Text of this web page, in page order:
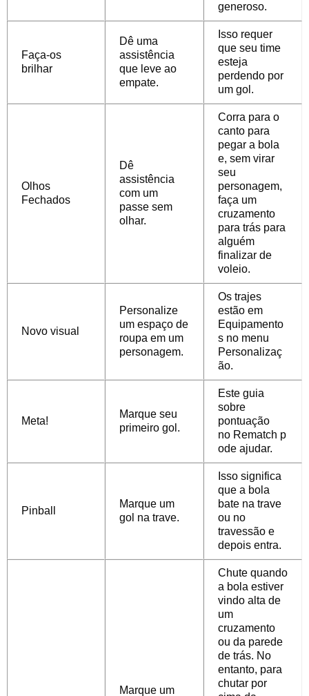
generoso.
Faça-os
brilhar
Dê uma
assistência
que leve ao
empate.
Isso requer
que seu time
esteja
perdendo por
um gol.
Olhos
Fechados
Dê
assistência
com um
passe sem
olhar.
Corra para o
canto para
pegar a bola
e, sem virar
seu
personagem,
faça um
cruzamento
para trás para
alguém
finalizar de
voleio.
Novo visual
Personalize
um espaço de
roupa em um
personagem.
Os trajes
estão em
Equipamento
s no menu
Personalizaç
ão.
Meta!
Marque seu
primeiro gol.
Este guia
sobre
pontuação
no Rematch p
ode ajudar.
Pinball
Marque um
gol na trave.
Isso significa
que a bola
bate na trave
ou no
travessão e
depois entra.
Marque um
Chute quando
a bola estiver
vindo alta de
um
cruzamento
ou da parede
de trás. No
entanto, para
chutar por